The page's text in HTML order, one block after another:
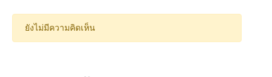
ยังไม่มีความคิดเห็น